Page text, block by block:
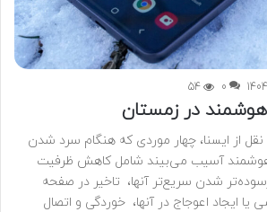
0
54
در زمستان
نقل از ایسنا، چهار موردی که هنگام سرد شدن
هوشمند آسیب می‌بیند شامل کاهش ظرفیت
و فرسوده‌تر شدن سریع‌تر آنها، تاخیر در صفحه
ایجاد اعوجاج در آنها، خوردگی و اتصال